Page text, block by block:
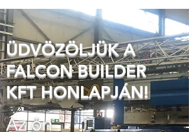
ÜDVÖZÖLJÜK A
FALCON BUILDER
KFT HONLAPJÁN!
Az ön